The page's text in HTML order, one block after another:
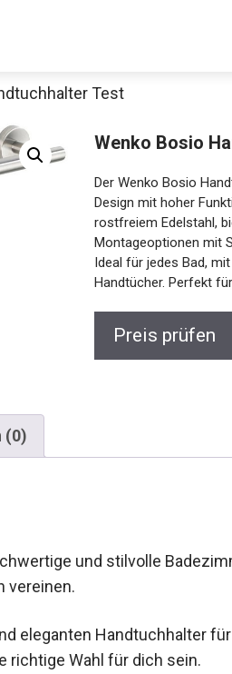
Test
Wenko Bosio
Der Wenko Bosio
Design mit hoher
rostfreiem Edelstahl,
Montageoptionen mit
Ideal für jedes Bad,
Handtücher. Perfekt
Preis prüfen
(0)
und stilvolle
vereinen.
eleganten Handtuchhalter
richtige Wahl für dich sein.